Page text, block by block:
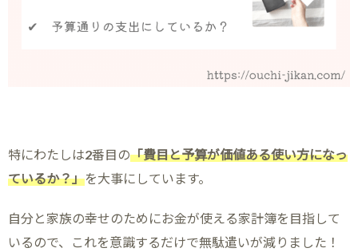
特にわたしは2番目の「費目と予算が価値ある使い方になっ
ているか？」を大事にしています。
自分と家族の幸せのためにお金が使える家計簿を目指して
いるので、これを意識するだけで無駄遣いが減りました！